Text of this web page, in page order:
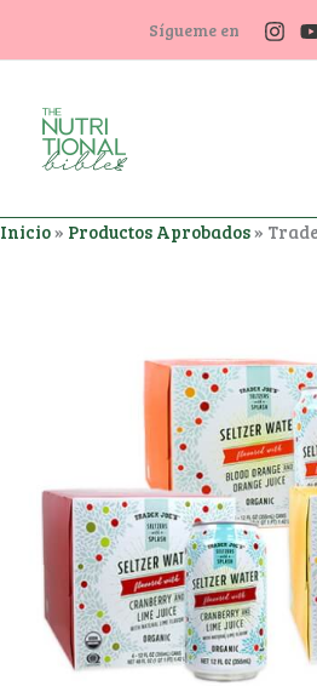
contenido
Sígueme en
Inicio» Productos Aprobados»